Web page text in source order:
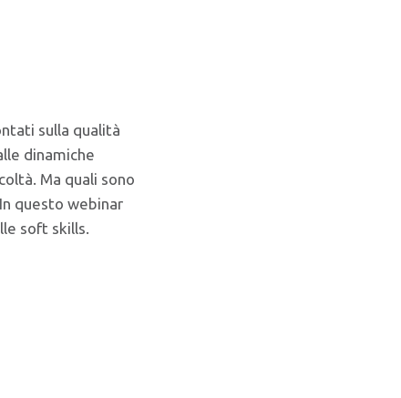
sulla qualità
dinamiche
Ma quali sono
questo webinar
soft skills.